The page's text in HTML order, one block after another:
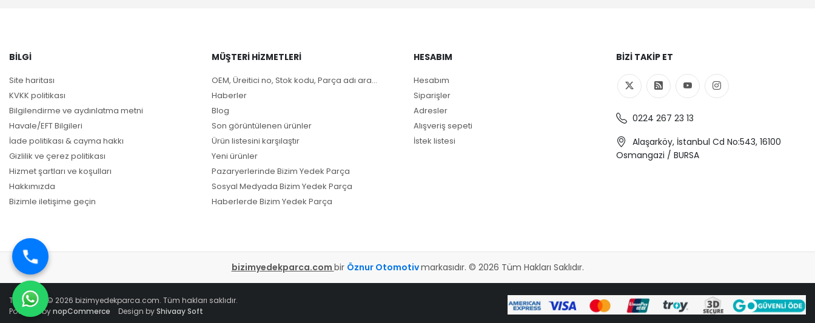
BILGI
Site haritası
KVKK politikası
Bilgilendirme ve aydınlatma metni
Havale/EFT Bilgileri
İade politikası & cayma hakkı
Gizlilik ve çerez politikası
Hizmet şartları ve koşulları
Hakkımızda
Bizimle iletişime geçin
MÜŞTERI HIZMETLERI
OEM, Üreitici no, Stok kodu, Parça adı ara...
Haberler
Blog
Son görüntülenen ürünler
Ürün listesini karşılaştır
Yeni ürünler
Pazaryerlerinde Bizim Yedek Parça
Sosyal Medyada Bizim Yedek Parça
Haberlerde Bizim Yedek Parça
HESABIM
Hesabım
Siparişler
Adresler
Alışveriş sepeti
İstek listesi
BIZI TAKIP ET
0224 267 23 13
Alaşarköy, İstanbul Cd No:543, 16100
Osmangazi / BURSA
bizimyedekparca.com bir Öznur Otomotivmarkasıdır. © 2026 Tüm Hakları Saklıdır.
Telif hakkı © 2026 bizimyedekparca.com. Tüm hakları saklıdır.
Powered bynopCommerce Design byShivaay Soft